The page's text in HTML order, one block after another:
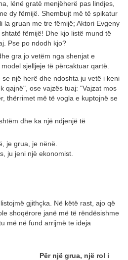
lënë gratë menjëherë pas lindjes,
dy fëmijë. Shembujt më të spikatur
la gruan me tre fëmijë; Aktori Evgeny
fëmijë! Dhe kjo listë mund të
Pse po ndodh kjo?
gra jo vetëm nga shenjat e
sjelljeje të përcaktuar qartë.
një herë dhe ndoshta ju vetë i keni
qajnë", ose vajzës tuaj: "Vajzat mos
thërrimet më të vogla e kuptojnë se
dhe ka një ndjenjë të
je grua, je nënë.
ju jeni një ekonomist.
gjithçka. Në këtë rast, ajo që
shoqërore janë më të rëndësishme
më në fund arrijmë te ideja
Për një grua, një rol i